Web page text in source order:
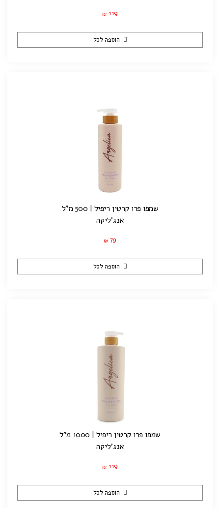
₪ 119
הוספה לסל
שמפו פרו קרטין ריפיל | 500 מ"ל
אנג'ליקה
₪ 79
הוספה לסל
שמפו פרו קרטין ריפיל | 1000 מ"ל
אנג'ליקה
₪ 119
הוספה לסל